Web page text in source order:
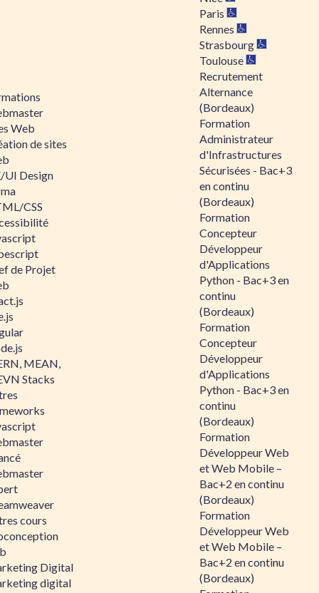
Web
de sites
UI Design
CSS
de Projet
MEAN,
Stacks
cours
Digital
digital
Paris
Rennes
Strasbourg
Toulouse
Recrutement
Alternance
(Bordeaux)
Formation
Administrateur
d'Infrastructures
Sécurisées - Bac+3
en continu
(Bordeaux)
Formation
Concepteur
Développeur
d'Applications
Python - Bac+3 en
continu
(Bordeaux)
Formation
Concepteur
Développeur
d'Applications
Python - Bac+3 en
continu
(Bordeaux)
Formation
Développeur Web
et Web Mobile –
Bac+2 en continu
(Bordeaux)
Formation
Développeur Web
et Web Mobile –
Bac+2 en continu
(Bordeaux)